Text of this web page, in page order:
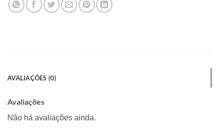
AVALIAÇÕES (0)
Avaliações
Não há avaliações ainda.